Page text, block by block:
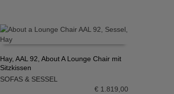
Hay, AAL 92, About A Lounge Chair mit
Sitzkissen
SOFAS & SESSEL
€ 1.819,00